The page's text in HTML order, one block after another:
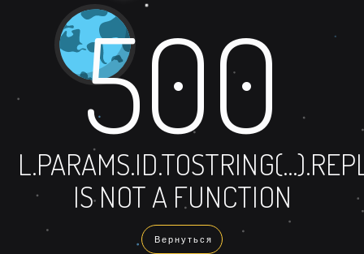
500
IS NOT A FUNCTION
Вернуться